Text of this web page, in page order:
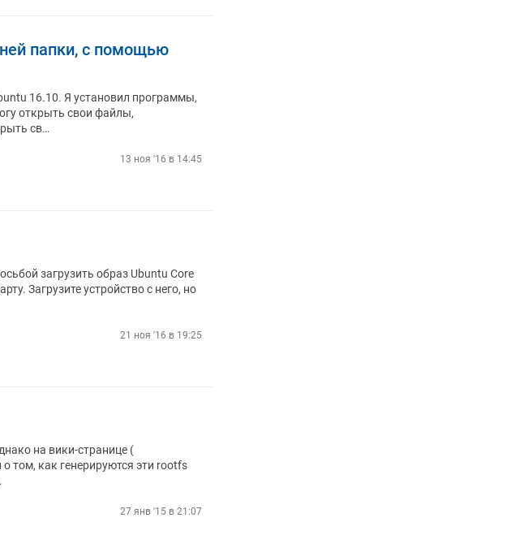
папки, с помощью
16.10. Я установил программы,
открыть свои файлы,
св…
13 ноя '16 в 14:45
загрузить образ Ubuntu Core
Загрузите устройство с него, но
21 ноя '16 в 19:25
на вики-странице (
том, как генерируются эти rootfs
27 янв '15 в 21:07